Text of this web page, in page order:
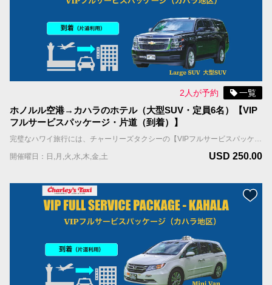
2人が予約 一覧
ホノルル空港→カハラのホテル（大型SUV・定員6名）【VIP
フルサービスパッケージ・片道（到着）】
完璧なハワイ旅行には、チャーリーズタクシーの【VIPフルサービスパッケージ】がお勧めです。お客様を担当するドライバーは事前に割り振られており、到着日、担当ドライバーはお客様のお名前を表示したサインを持ってお出迎えし、待機しているタクシーまでご案内します。 国際線到着の場合；担当ドライバーはFIT出口（個人出口）を出たところで、お客様の名前を表示したサインを持ってお待ちしています。 国内線到着の場合；担当ドライバーはお客様の利用便の荷物ターンテーブルの辺りで、お客様の名前を表示したサインを持ってお待ちしています。 ＊当サービスはお客様全員が同じ航空便で到着される前提です。同じ時間帯の異なる航空便で到着される場合は到着時間の遅い便をご記入ください。 車両＆乗車案内 ・車種：ミニバン ・乗車人数：6名まで（乳幼児含む） ・機内持ち込み手荷物（ハンドバッグ、機内持ち込み用キャリーバッグなど）の数：車両1台につき合計6個まで ・お預け手荷物（スーツケース、折り畳みの車椅子やベビーカーなど）＋大型荷物（自転車、ゴルフバッグ、サーフボードなど）の数：車両1台につき合計6個まで。 ＊大型荷物には超過料金がかかりますので、追加オプションよりお選びください。大型荷物の上限は2個までとなります。
開催曜日：日,月,火,水,木,金,土 USD 250.00